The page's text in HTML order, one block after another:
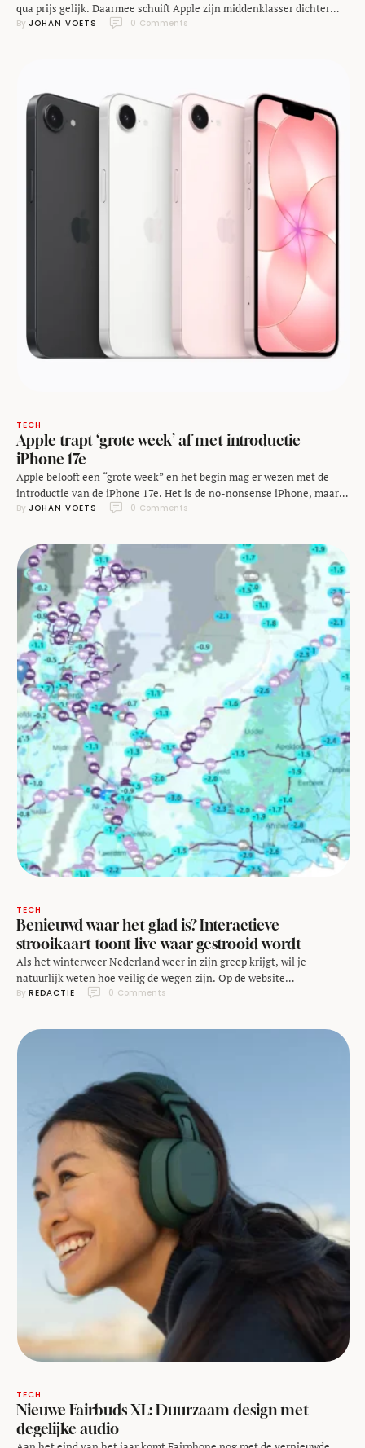
qua prijs gelijk. Daarmee schuift Apple zijn middenklasser dichter
richting Pro-prestaties, zonder het Pro-prijskaartje. Dit is wat je
By JOHAN VOETS 0 Comments
TECH
Apple trapt ‘grote week’ af met introductie
iPhone 17e
Apple belooft een “grote week” en het begin mag er wezen met de
introductie van de iPhone 17e. Het is de no-nonsense iPhone, maar
met een paar upgrades waar je blij van wordt: MagSafe, 256GB opslag
instapmodel dat vooral één ding wil zijn: …
By JOHAN VOETS 0 Comments
TECH
Benieuwd waar het glad is? Interactieve
strooikaart toont live waar gestrooid wordt
Als het winterweer Nederland weer in zijn greep krijgt, wil je
natuurlijk weten hoe veilig de wegen zijn. Op de website
rijkswaterstaatstrooit.nl zie je realtime welke strooiwagens actief
winter de weg op moet. Tijdens het strooiseizoen (1 oktober - 1 mei)
staan …
By REDACTIE 0 Comments
TECH
Nieuwe Fairbuds XL: Duurzaam design met
degelijke audio